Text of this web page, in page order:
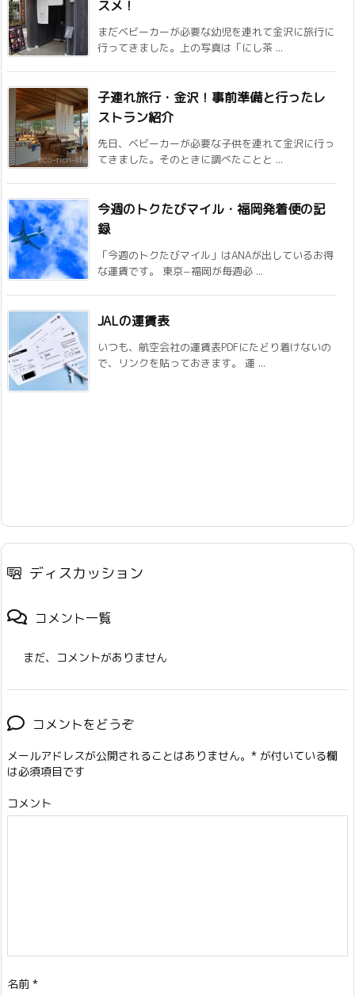
スメ！
まだベビーカーが必要な幼児を連れて金沢に旅行に
行ってきました。上の写真は「にし茶 ...
子連れ旅行・金沢！事前準備と行ったレ
ストラン紹介
先日、ベビーカーが必要な子供を連れて金沢に行っ
てきました。そのときに調べたことと ...
今週のトクたびマイル・福岡発着便の記
録
「今週のトクたびマイル」はANAが出しているお得
な運賃です。 東京−福岡が毎週必 ...
JALの運賃表
いつも、航空会社の運賃表PDFにたどり着けないの
で、リンクを貼っておきます。 運 ...
ディスカッション
コメント一覧
まだ、コメントがありません
コメントをどうぞ
メールアドレスが公開されることはありません。 * が付いている欄
は必須項目です
コメント
名前 *